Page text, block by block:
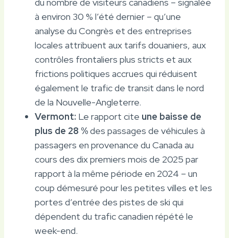
à environ 30 % l’été dernier – qu’une
analyse du Congrès et des entreprises
locales attribuent aux tarifs douaniers, aux
contrôles frontaliers plus stricts et aux
frictions politiques accrues qui réduisent
également le trafic de transit dans le nord
de la Nouvelle-Angleterre.
Vermont: Le rapport cite une baisse de
plus de 28 %des passages de véhicules à
passagers en provenance du Canada au
cours des dix premiers mois de 2025 par
rapport à la même période en 2024 – un
coup démesuré pour les petites villes et les
portes d’entrée des pistes de ski qui
dépendent du trafic canadien répété le
week-end.